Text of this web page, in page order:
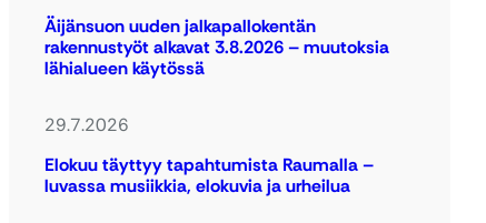
Äijänsuon uuden jalkapallokentän
rakennustyöt alkavat 3.8.2026 – muutoksia
lähialueen käytössä
29.7.2026
Elokuu täyttyy tapahtumista Raumalla –
luvassa musiikkia, elokuvia ja urheilua